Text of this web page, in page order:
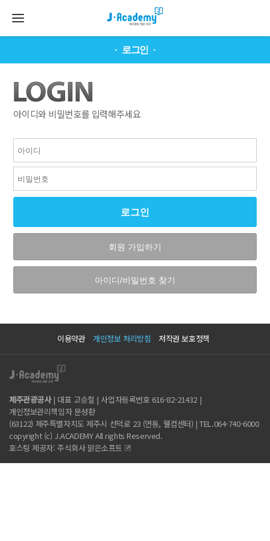
로그인
아이디와 비밀번호를 입력해주세요
이용약관 개인정보 처리방침 저작권 보호정책
제주관광공사| 대표 고승철 | 사업자등록번호 616-82-21432 |
개인정보관리책임자 문성환
(63122) 제주특별자치도 제주시 선덕로 23 (연동, 웰컴센터) | TEL.064-740-6000
copyright (c) J.ACADEMY All rights Reserved.
호스팅 제공자: 주식회사 맑은소프트